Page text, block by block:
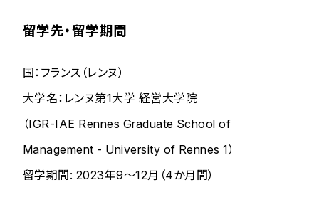
留学先・留学期間
国：フランス（レンヌ）
大学名：レンヌ第1大学 経営大学院
（IGR-IAE Rennes Graduate School of
Management - University of Rennes 1）
留学期間: 2023年9～12月（4か月間）